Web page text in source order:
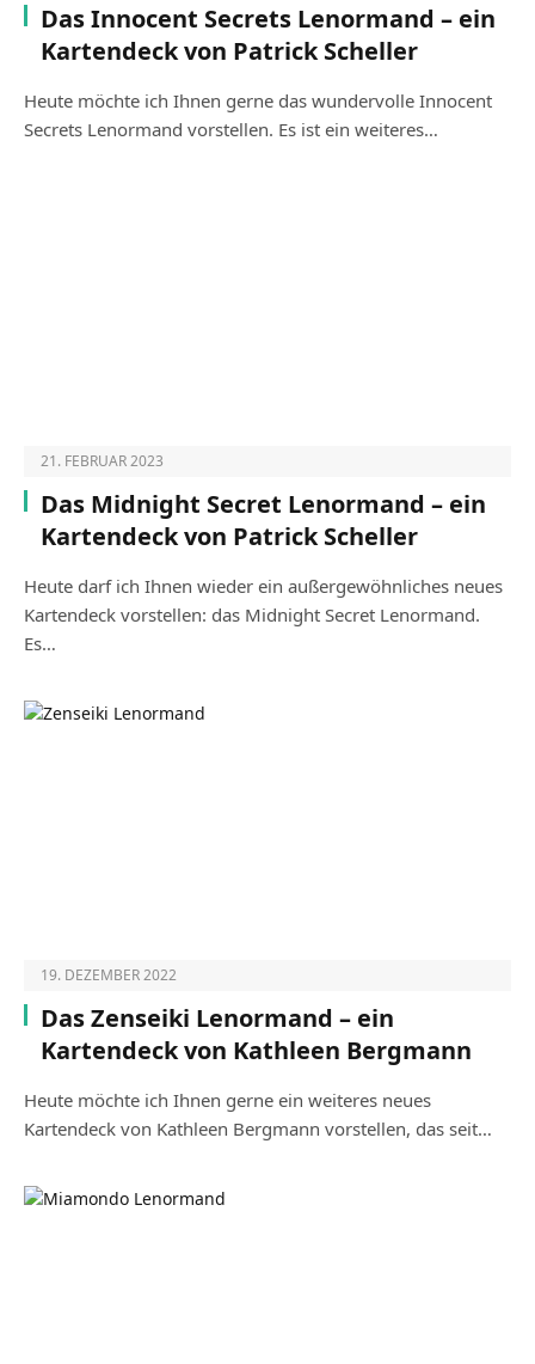
Das Innocent Secrets Lenormand – ein
Kartendeck von Patrick Scheller
Heute möchte ich Ihnen gerne das wundervolle Innocent
Secrets Lenormand vorstellen. Es ist ein weiteres…
21. FEBRUAR 2023
Das Midnight Secret Lenormand – ein
Kartendeck von Patrick Scheller
Heute darf ich Ihnen wieder ein außergewöhnliches neues
Kartendeck vorstellen: das Midnight Secret Lenormand.
Es…
19. DEZEMBER 2022
Das Zenseiki Lenormand – ein
Kartendeck von Kathleen Bergmann
Heute möchte ich Ihnen gerne ein weiteres neues
Kartendeck von Kathleen Bergmann vorstellen, das seit…